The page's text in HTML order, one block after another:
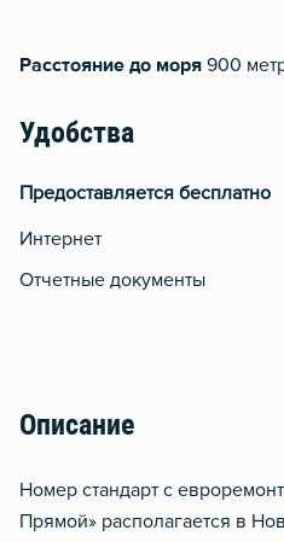
Расстояние до моря 900
Удобства
Предоставляется бесплатно
Интернет
Отчетные документы
Описание
Номер стандарт с
Прямой» располагается в